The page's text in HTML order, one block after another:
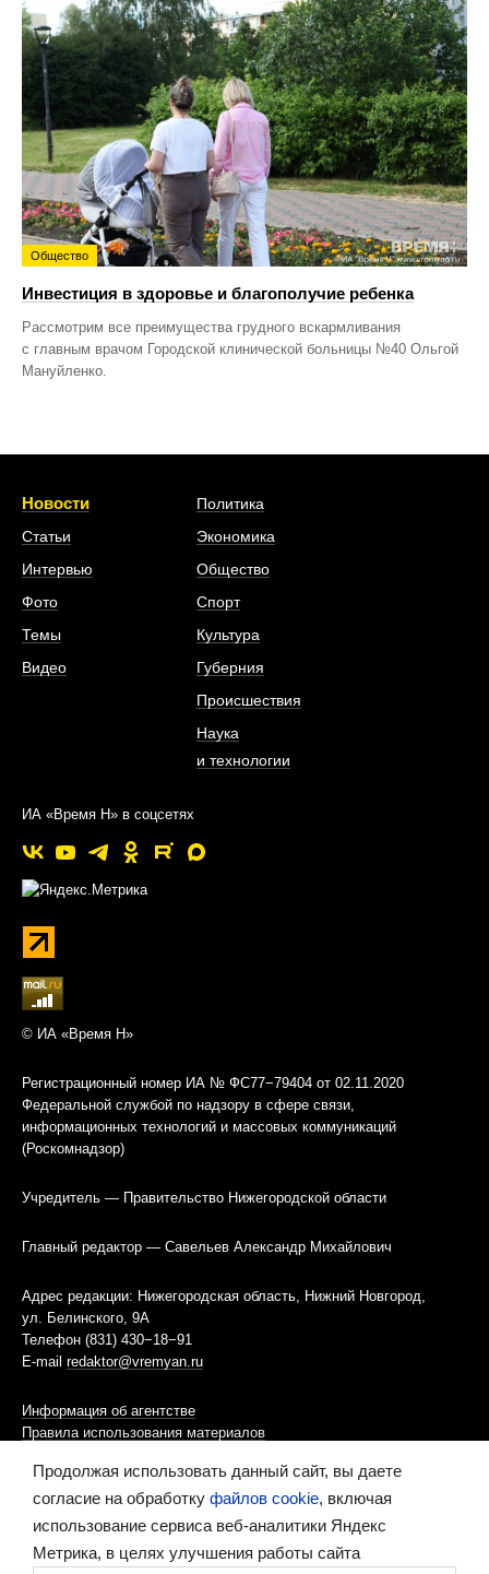
Общество
Инвестиция в здоровье и благополучие ребенка
Рассмотрим все преимущества грудного вскармливания
с главным врачом Городской клинической больницы №40 Ольгой
Мануйленко.
Новости
Статьи
Интервью
Фото
Темы
Видео
Политика
Экономика
Общество
Спорт
Культура
Губерния
Происшествия
Наука
и технологии
ИА «Время Н» в соцсетях
© ИА «Время Н»
Регистрационный номер ИА № ФС77−79404 от 02.11.2020
Федеральной службой по надзору в сфере связи,
информационных технологий и массовых коммуникаций
(Роскомнадзор)
Учредитель — Правительство Нижегородской области
Главный редактор — Савельев Александр Михайлович
Адрес редакции: Нижегородская область, Нижний Новгород,
ул. Белинского, 9А
Телефон (831) 430−18−91
E-mail redaktor@vremyan.ru
Информация об агентстве
Правила использования материалов
Информационная политика использования «cookies»-файлов
Ресурс содержит материалы 16+
Продолжая использовать данный сайт, вы даете
согласие на обработку файлов cookie, включая
использование сервиса веб-аналитики Яндекс
Метрика, в целях улучшения работы сайта